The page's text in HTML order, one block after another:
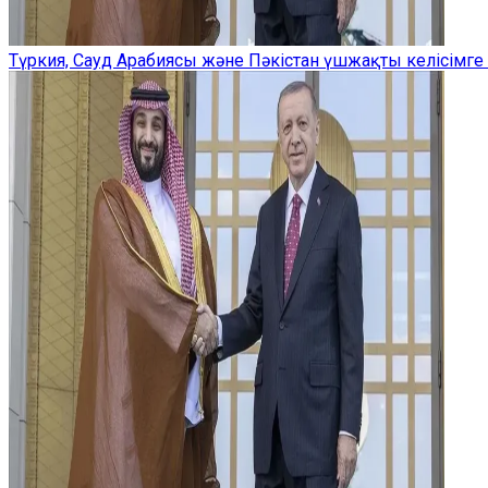
Түркия, Сауд Арабиясы және Пәкістан үшжақты